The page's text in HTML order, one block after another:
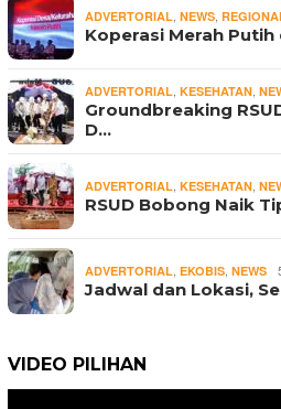
ADVERTORIAL NEWS
Koperasi Merah
ADVERTORIAL KESEHATAN
Groundbreaking
D…
ADVERTORIAL KESEHATAN
RSUD Bobong Naik
ADVERTORIAL EKOBIS NEWS
Jadwal dan Lokasi,
VIDEO PILIHAN